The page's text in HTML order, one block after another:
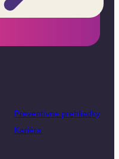
Preventívne prehliadky
Kariéra